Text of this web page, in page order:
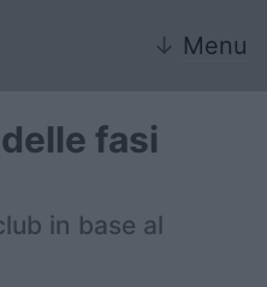
↓ Menu
fasi
in base al